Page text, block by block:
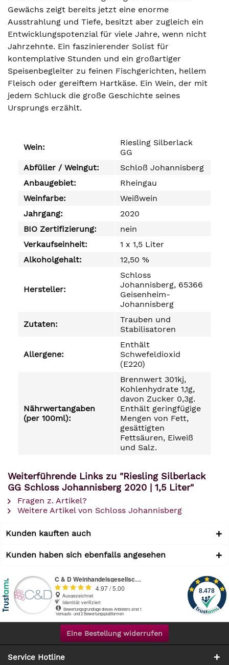
Gewächs zeigt bereits jetzt eine enorme
Ausstrahlung und Tiefe, besitzt aber zugleich ein
Entwicklungspotenzial für viele Jahre, wenn nicht
Jahrzehnte. Ein faszinierender Solist für
kontemplative Stunden und ein großartiger
Speisenbegleiter zu feinen Fischgerichten, hellem
Fleisch oder gereiftem Hartkäse. Ein Wein, der mit
jedem Schluck die große Geschichte seines
Ursprungs erzählt.
Wein:
Riesling Silberlack
GG
Abfüller / Weingut:
Schloß Johannisberg
Anbaugebiet:
Rheingau
Weinfarbe:
Weißwein
Jahrgang:
2020
BIO Zertifizierung:
nein
Verkaufseinheit:
1 x 1,5 Liter
Alkoholgehalt:
12,50 %
Hersteller:
Schloss
Johannisberg, 65366
Geisenheim-
Johannisberg
Zutaten:
Trauben und
Stabilisatoren
Allergene:
Enthält
Schwefeldioxid
(E220)
Nährwertangaben
(per 100ml):
Brennwert 301kj,
Kohlenhydrate 1,1g,
davon Zucker 0,3g.
Enthält geringfügige
Mengen von Fett,
gesättigten
Fettsäuren, Eiweiß
und Salz.
Weiterführende Links zu "Riesling Silberlack
GG Schloss Johannisberg 2020 | 1,5 Liter"
Fragen z. Artikel?
Weitere Artikel von Schloss Johannisberg
Kunden kauften auch
Kunden haben sich ebenfalls angesehen
Eine Bestellung widerrufen
Service Hotline